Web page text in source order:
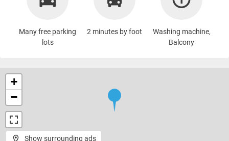
Many free parking
lots
2 minutes by foot Washing machine,
Balcony
+
−
Show surrounding ads